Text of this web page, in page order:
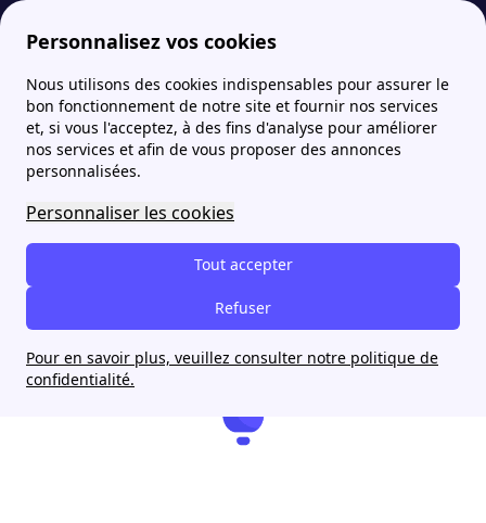
Personnalisez vos cookies
Nous utilisons des cookies indispensables pour assurer le
bon fonctionnement de notre site et fournir nos services
et, si vous l'acceptez, à des fins d'analyse pour améliorer
nos services et afin de vous proposer des annonces
personnalisées.
Personnaliser les cookies
Tout accepter
Refuser
Pour en savoir plus, veuillez consulter notre politique de
confidentialité.
Fournisseur-Energie Nous y sommes presque...
Nous y sommes presque...